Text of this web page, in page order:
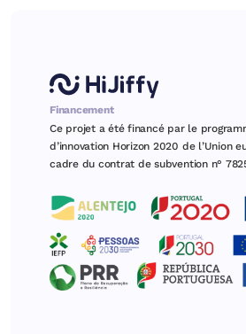
Financement
Ce projet a été financé par le
d’innovation Horizon 2020 de l’Union
cadre du contrat de subvention n°